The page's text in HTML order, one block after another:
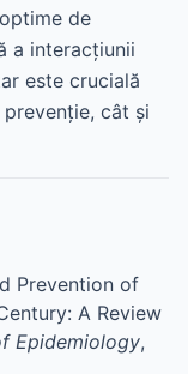
de
a interacțiunii
este crucială
cât și
Prevention of
A Review
Epidemiology,